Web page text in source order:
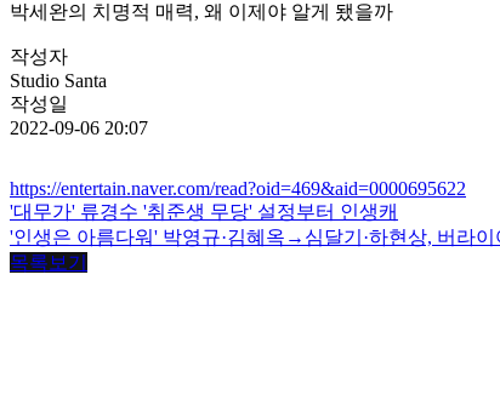
박세완의 치명적 매력, 왜 이제야 알게 됐을까
작성자
Studio Santa
작성일
2022-09-06 20:07
https://entertain.naver.com/read?oid=469&aid=0000695622
'대무가' 류경수 '취준생 무당' 설정부터 인생캐
'인생은 아름다워' 박영규·김혜옥→심달기·하현상, 버라이
목록보기